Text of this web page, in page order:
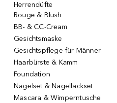
Herrendüfte
Rouge & Blush
BB- & CC-Cream
Gesichtsmaske
Gesichtspflege für Männer
Haarbürste & Kamm
Foundation
Nagelset & Nagellackset
Mascara & Wimperntusche